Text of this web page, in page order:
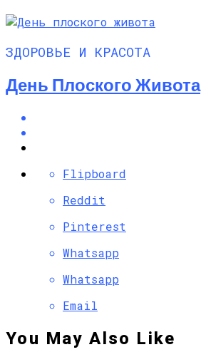
ЗДОРОВЬЕ И КРАСОТА
День Плоского Живота
Flipboard
Reddit
Pinterest
Whatsapp
Whatsapp
Email
You May Also Like